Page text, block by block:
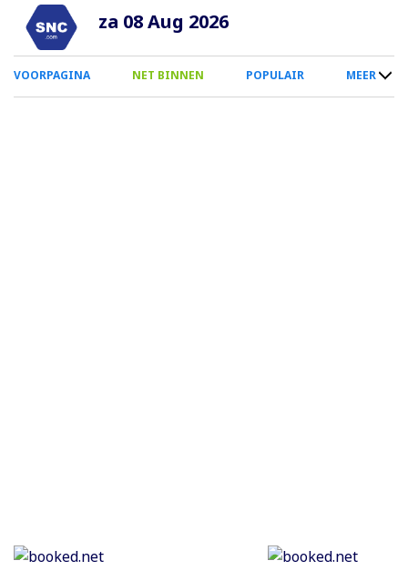
Overslaan
naar
inhoud
za 08 Aug 2026
0
Smartphone
VOORPAGINA NET BINNEN POPULAIR MEER